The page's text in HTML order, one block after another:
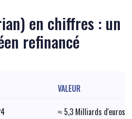
en chiffres : un
refinancé
VALEUR
≈ 5,3 Milliards d'euros